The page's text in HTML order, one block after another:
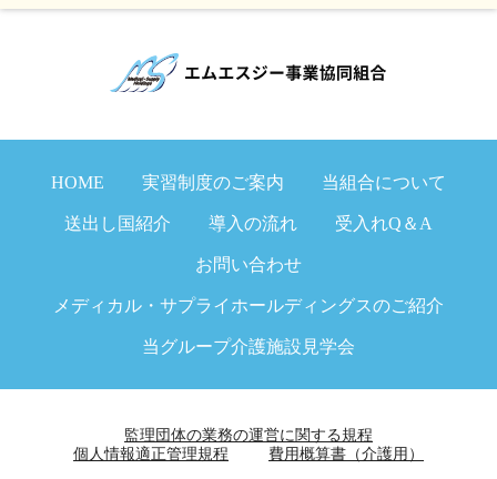
HOME 実習制度のご案内 当組合について
送出し国紹介 導入の流れ 受入れQ＆A
お問い合わせ
メディカル・サプライホールディングスのご紹介
当グループ介護施設見学会
監理団体の業務の運営に関する規程
個人情報適正管理規程
費用概算書（介護用）